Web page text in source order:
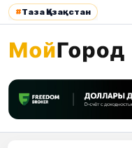
#Таза Қазақстан